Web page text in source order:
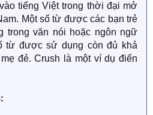
tiếng Việt trong thời đại mở
Một số từ được các bạn trẻ
trong văn nói hoặc ngôn ngữ
từ được sử dụng còn đủ khả
đẻ. Crush là một ví dụ điển